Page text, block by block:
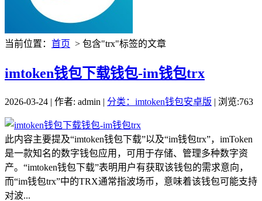
当前位置： 首页 > 包含"trx"标签的文章
imtoken钱包下载钱包-im钱包trx
2026-03-24 | 作者: admin | 分类：imtoken钱包安卓版 | 浏览:763
此内容主要提及“imtoken钱包下载”以及“im钱包trx”，imToken
是一款知名的数字钱包应用，可用于存储、管理多种数字资
产。“imtoken钱包下载”表明用户有获取该钱包的需求意向，
而“im钱包trx”中的TRX通常指波场币，意味着该钱包可能支持
对波...